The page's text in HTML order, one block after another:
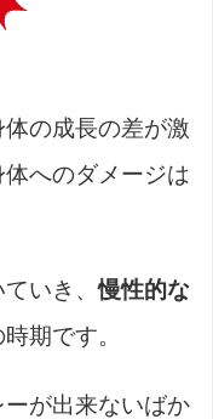
の成長の差が激
へのダメージは
ていき、慢性的な
期です。
が出来ないばか